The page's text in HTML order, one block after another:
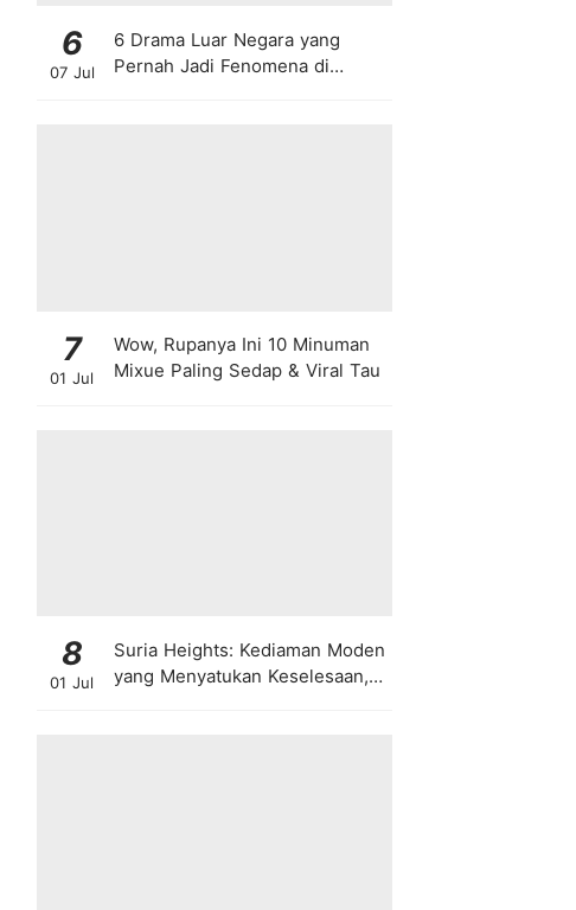
6
07 Jul
6 Drama Luar Negara yang
Pernah Jadi Fenomena di
7
01 Jul
Wow, Rupanya Ini 10 Minuman
Mixue Paling Sedap & Viral Tau
8
01 Jul
Suria Heights: Kediaman Moden
yang Menyatukan Keselesaan,